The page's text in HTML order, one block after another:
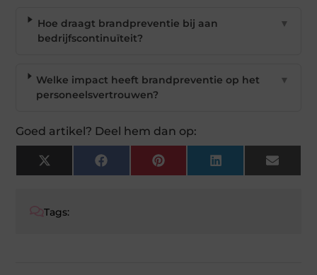
Hoe draagt brandpreventie bij aan
bedrijfscontinuïteit?
▼
Welke impact heeft brandpreventie op het
personeelsvertrouwen?
▼
Goed artikel? Deel hem dan op:
X
(Twitter)
Facebook Pinterest LinkedIn Email
Tags: